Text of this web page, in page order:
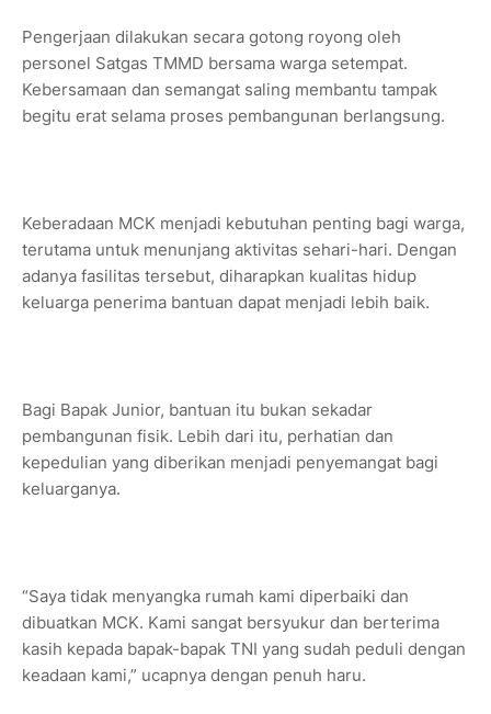
Pengerjaan dilakukan secara gotong royong oleh
personel Satgas TMMD bersama warga setempat.
Kebersamaan dan semangat saling membantu tampak
begitu erat selama proses pembangunan berlangsung.
Keberadaan MCK menjadi kebutuhan penting bagi warga,
terutama untuk menunjang aktivitas sehari-hari. Dengan
adanya fasilitas tersebut, diharapkan kualitas hidup
keluarga penerima bantuan dapat menjadi lebih baik.
Bagi Bapak Junior, bantuan itu bukan sekadar
pembangunan fisik. Lebih dari itu, perhatian dan
kepedulian yang diberikan menjadi penyemangat bagi
keluarganya.
“Saya tidak menyangka rumah kami diperbaiki dan
dibuatkan MCK. Kami sangat bersyukur dan berterima
kasih kepada bapak-bapak TNI yang sudah peduli dengan
keadaan kami,” ucapnya dengan penuh haru.